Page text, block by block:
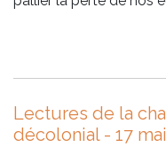
Lectures de la
décolonial - 17